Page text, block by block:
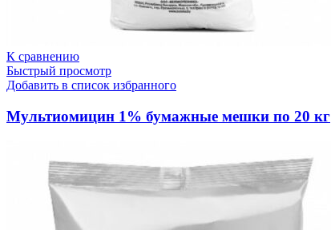
К сравнению
Быстрый просмотр
Добавить в список избранного
Мультиомицин 1% бумажные мешки по 20 кг